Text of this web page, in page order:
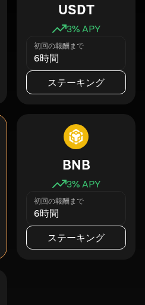
USDT
3% APY
初回の報酬まで
6時間
ステーキング
BNB
3% APY
初回の報酬まで
6時間
ステーキング